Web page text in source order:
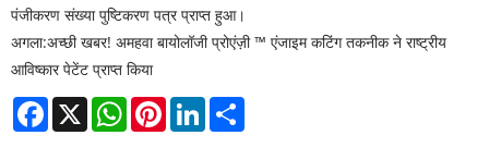
पंजीकरण संख्या पुष्टिकरण पत्र प्राप्त हुआ।
अगला:अच्छी खबर! अमहवा बायोलॉजी प्रोएंज़ी ™ एंजाइम कटिंग तकनीक ने राष्ट्रीय
आविष्कार पेटेंट प्राप्त किया
Facebook
X WhatsAppPinterestLinkedIn